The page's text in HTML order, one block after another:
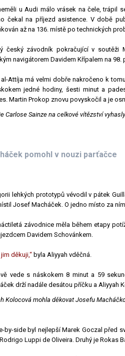
u Audi málo vrásek na čele, trápil
čekal na příjezd asistence. V době
až na 136. místě po technických
český závodník pokračující v soutěži
navigátorem Davidem Křípalem na 98.
Attíja má velmi dobře nakročeno k
jedné hodiny, šesti minut a
Martin Prokop znovu povyskočil a je
Carlose Sainze na celkové vítězství
pomohl v nouzi parťačce
lehkých prototypů vévodil v pátek
Josef Macháček. O jedno místo za
závodnice měla během etapy
Davidem Schovánkem.
děkuji,“ byla Aliyyah vděčná.
vede s náskokem 8 minut a 59
drží nadále desátou příčku a Aliyyah
Kolocová mohla děkovat Josefu
by-side byl nejlepší Marek Goczal před
Luppi de Oliveira. Druhý je Rokas